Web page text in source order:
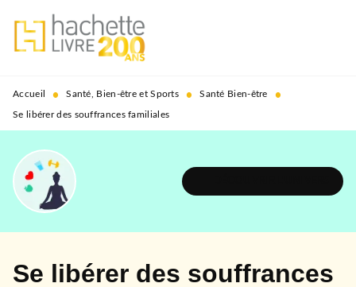
MENU RECHERCHE
PIED DE PAGE
Accueil • Santé, Bien-être et Sports • Santé Bien-être •
Se libérer des souffrances familiales
Se libérer des souffrances